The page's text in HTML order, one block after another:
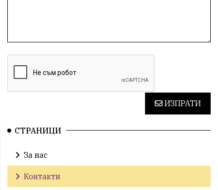
ИЗПРАТИ
СТРАНИЦИ
За нас
Контакти